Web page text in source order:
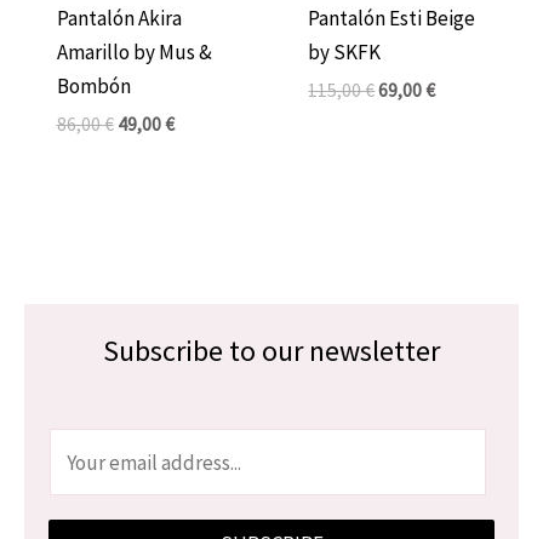
Pantalón Akira
Amarillo by Mus &
Bombón
86,00€ 49,00€
Pantalón Esti Beige
by SKFK
115,00€69,00€
Subscribe to our newsletter